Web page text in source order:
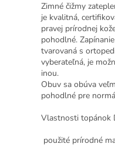
Zimné čižmy
je kvalitná,
pravej prírodnej
pohodlné.
tvarovaná s
vyberateľná, je
inou.
Obuv sa obúva
pohodlné pre
Vlastnosti topánok
použité prírodné